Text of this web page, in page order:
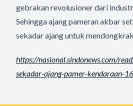
gebrakan revolusioner dari
Sehingga ajang pameran akbar
sekadar ajang untuk
https://nasional.sindonews.com/
sekadar-ajang-pamer-kendaraan-